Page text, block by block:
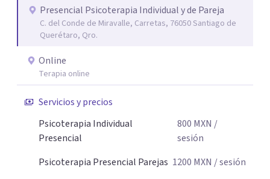
Presencial Psicoterapia Individual y de Pareja
C. del Conde de Miravalle, Carretas, 76050 Santiago de
Querétaro, Qro.
Online
Terapia online
Servicios y precios
Psicoterapia Individual
Presencial
800 MXN /
sesión
Psicoterapia Presencial Parejas 1200 MXN / sesión